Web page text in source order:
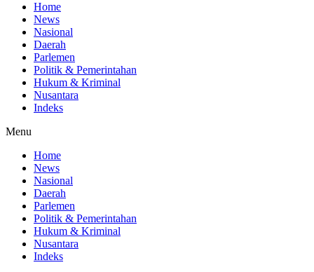
Home
News
Nasional
Daerah
Parlemen
Politik & Pemerintahan
Hukum & Kriminal
Nusantara
Indeks
Menu
Home
News
Nasional
Daerah
Parlemen
Politik & Pemerintahan
Hukum & Kriminal
Nusantara
Indeks